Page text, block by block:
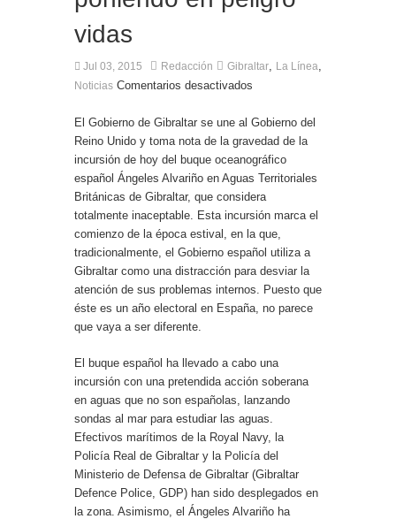
Presentado el IV Torneo de Fútbol Senior Alcalde
de San Roque, que se disputa la semana
vidas
Jul 03, 2015 Redacción Gibraltar, La Línea,
Noticias Comentarios desactivados
El Gobierno de Gibraltar se une al Gobierno del
Reino Unido y toma nota de la gravedad de la
incursión de hoy del buque oceanográfico
español Ángeles Alvariño en Aguas Territoriales
Británicas de Gibraltar, que considera
totalmente inaceptable. Esta incursión marca el
comienzo de la época estival, en la que,
tradicionalmente, el Gobierno español utiliza a
Gibraltar como una distracción para desviar la
atención de sus problemas internos. Puesto que
éste es un año electoral en España, no parece
que vaya a ser diferente.
El buque español ha llevado a cabo una
incursión con una pretendida acción soberana
en aguas que no son españolas, lanzando
sondas al mar para estudiar las aguas.
Efectivos marítimos de la Royal Navy, la
Policía Real de Gibraltar y la Policía del
Ministerio de Defensa de Gibraltar (Gibraltar
Defence Police, GDP) han sido desplegados en
la zona. Asimismo, el Ángeles Alvariño ha